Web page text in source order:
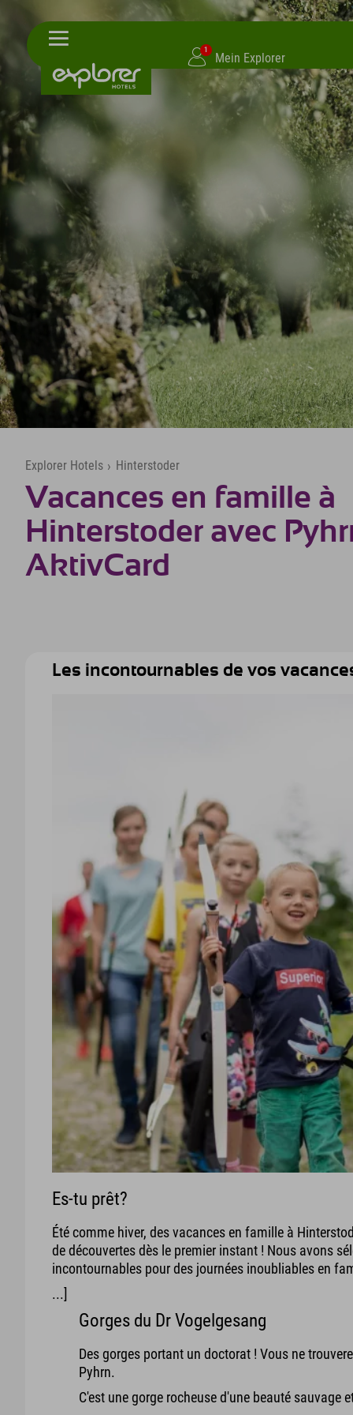
1
Mein Explorer
Explorer Hotels › Hinterstoder
Vacances en famille à
Hinterstoder avec
AktivCard
Les incontournables de vos
Es-tu prêt?
Été comme hiver, des vacances en famille à
de découvertes dès le premier instant ! Nous avons
incontournables pour des journées inoubliables en
...]
Gorges du Dr Vogelgesang
Des gorges portant un doctorat ! Vous ne
Pyhrn.
C'est une gorge rocheuse d'une beauté